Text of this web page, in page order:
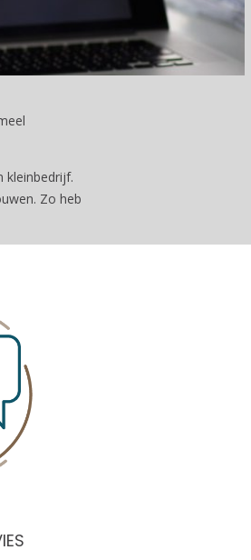
kleinbedrijf.
Zo heb